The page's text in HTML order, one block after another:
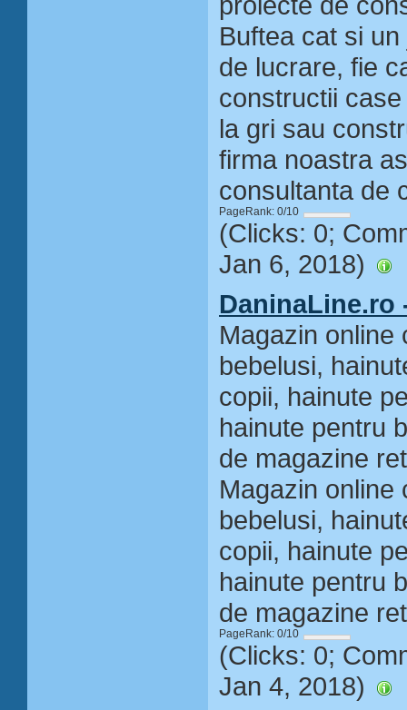
Buftea cat si
de lucrare, fie
constructii
la gri sau
firma noastra
consultanta de
PageRank: 0/10
(Clicks: 0;
Jan 6, 2018)
DaninaLine.ro
Magazin online
bebelusi,
copii, hainute
hainute pentru
de magazine
Magazin online
bebelusi,
copii, hainute
hainute pentru
de magazine
PageRank: 0/10
(Clicks: 0;
Jan 4, 2018)